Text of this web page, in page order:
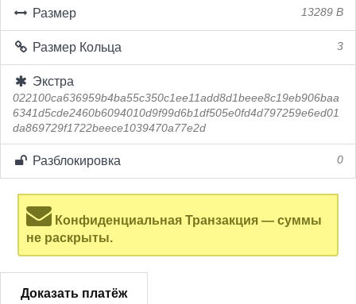
Размер 13289 B
Размер Кольца 3
Экстра
022100ca636959b4ba55c350c1ee11add8d1beee8c19eb906baa
6341d5cde2460b6094010d9f99d6b1df505e0fd4d797259e6ed01
da869729f1722beece1039470a77e2d
Разблокировка 0
Конфиденциальная Транзакция — суммы
не раскрыты.
Доказать платёж